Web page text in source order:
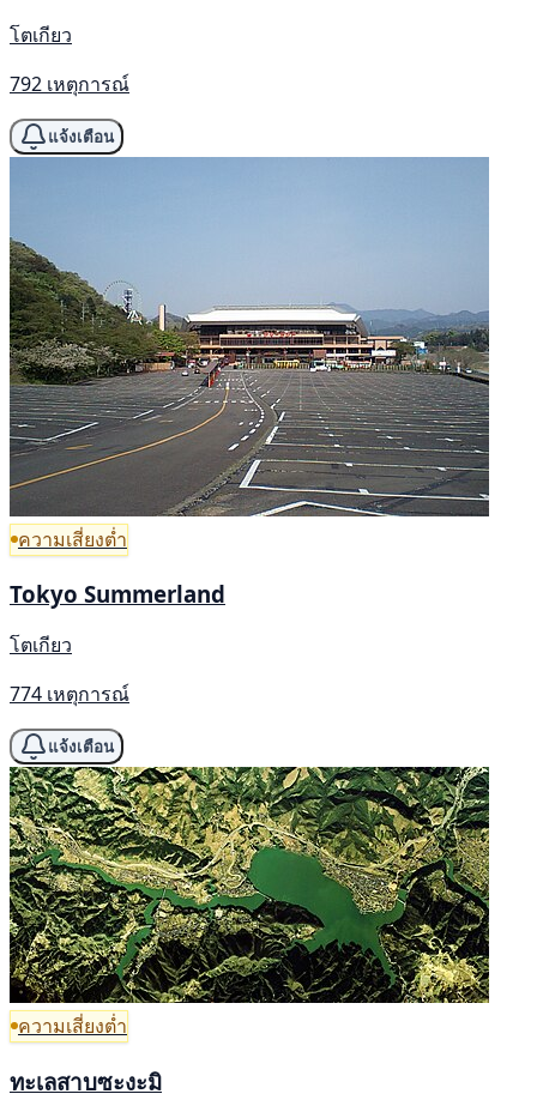
โตเกียว
792 เหตุการณ์
แจ้งเตือน
ความเสี่ยงต่ำ
Tokyo Summerland
โตเกียว
774 เหตุการณ์
แจ้งเตือน
ความเสี่ยงต่ำ
ทะเลสาบซะงะมิ